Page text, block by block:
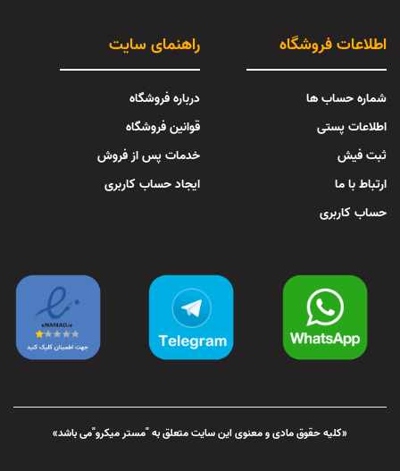
راهنمای سایت
درباره فروشگاه
قوانین فروشگاه
خدمات پس از فروش
ایجاد حساب کاربری
اطلاعات فروشگاه
شماره حساب ها
اطلاعات پستی
ثبت فیش
ارتباط با ما
حساب کاربری
«کلیه حقوق مادی و معنوی این سایت متعلق به "مستر میکرو"می باشد»